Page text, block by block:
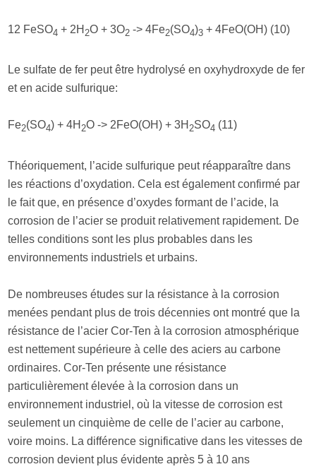
12 FeSO4 + 2H 2O + 3O2 -> 4Fe2(SO4)3 + 4FeO(OH) (10)
Le sulfate de fer peut être hydrolysé en oxyhydroxyde de fer
et en acide sulfurique:
Fe2(SO4) + 4H 2O -> 2FeO(OH) + 3H 2SO4 (11)
Théoriquement, l’acide sulfurique peut réapparaître dans
les réactions d’oxydation. Cela est également confirmé par
le fait que, en présence d’oxydes formant de l’acide, la
corrosion de l’acier se produit relativement rapidement. De
telles conditions sont les plus probables dans les
environnements industriels et urbains.
De nombreuses études sur la résistance à la corrosion
menées pendant plus de trois décennies ont montré que la
résistance de l’acier Cor-Ten à la corrosion atmosphérique
est nettement supérieure à celle des aciers au carbone
ordinaires. Cor-Ten présente une résistance
particulièrement élevée à la corrosion dans un
environnement industriel, où la vitesse de corrosion est
seulement un cinquième de celle de l’acier au carbone,
voire moins. La différence significative dans les vitesses de
corrosion devient plus évidente après 5 à 10 ans